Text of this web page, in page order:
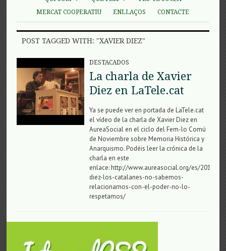
MERCAT COOPERATIU
ENLLAÇOS CONTACTE
POST TAGGED WITH: "XAVIER DIEZ"
DESTACADOS
La charla de Xavier
Diez en LaTele.cat
Ya se puede ver en portada de LaTele.cat
el vídeo de la charla de Xavier Diez en
AureaSocial en el ciclo del Fem-lo Comú
de Noviembre sobre Memoria Histórica y
Anarquismo. Podéis leer la crónica de la
charla en este
enlace: http://www.aureasocial.org/es/2013/
diez-los-catalanes-no-sabemos-
relacionarnos-con-el-poder-no-lo-
respetamos/